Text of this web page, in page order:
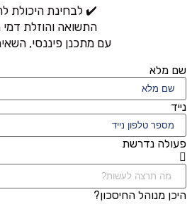
✔️ לבחינת היכולת
התשואה והוזלת דמי
עם מתכנן פיננסי,
שם מלא
נייד
פעולה נדרשת
היכן מנוהל החיסכון?